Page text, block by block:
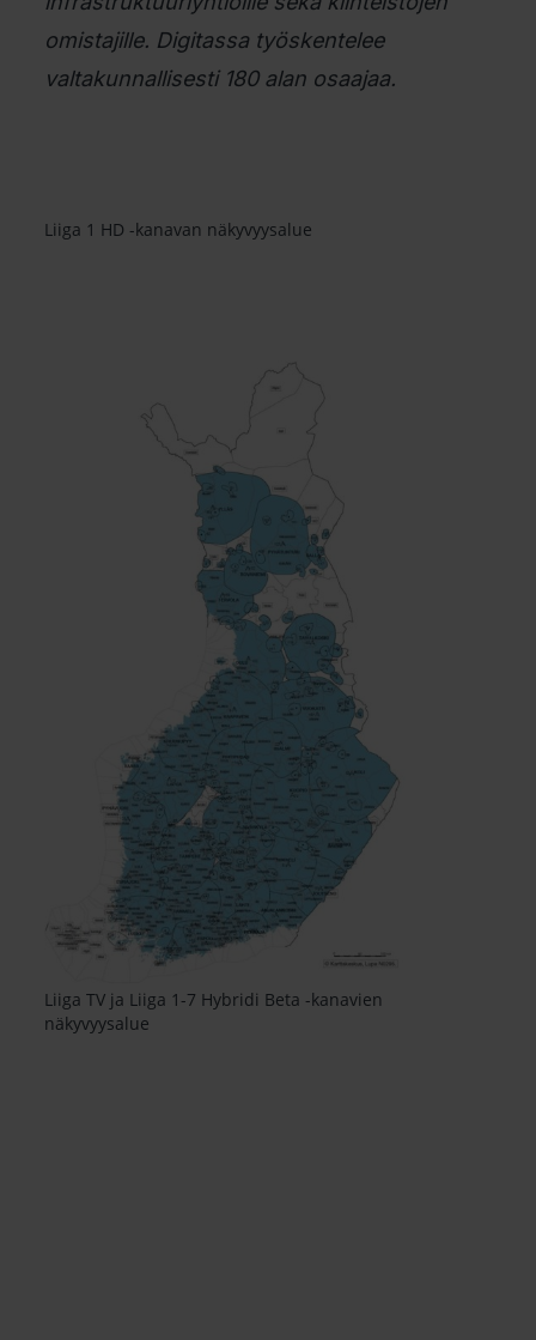
omistajille. Digitassa työskentelee
valtakunnallisesti 180 alan osaajaa.
Liiga 1 HD -kanavan näkyvyysalue
Liiga TV ja Liiga 1-7 Hybridi Beta -kanavien
näkyvyysalue